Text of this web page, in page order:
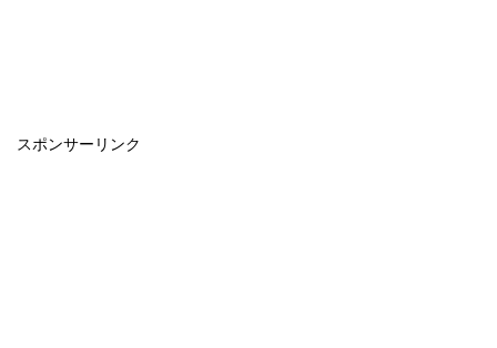
スポンサーリンク